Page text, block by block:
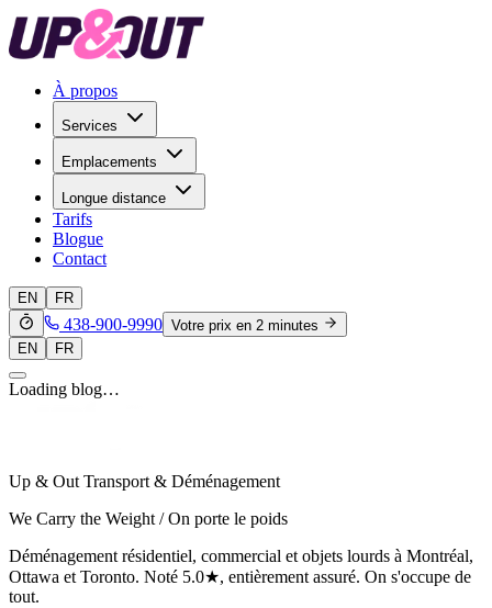
À propos
Services
Emplacements
Longue distance
Tarifs
Blogue
Contact
EN FR
438-900-9990 Votre prix en 2 minutes
EN
FR
Loading blog…
Up & Out Transport & Déménagement
We Carry the Weight / On porte le poids
Déménagement résidentiel, commercial et objets lourds à Montréal,
Ottawa et Toronto. Noté 5.0★, entièrement assuré. On s'occupe de
tout.